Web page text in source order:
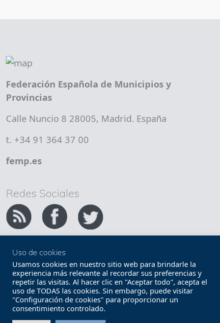
Federación Española de Municipios y
Provincias
Calle Nuncio 8 28005, Madrid. España
t. +34 91 364 37 00
femp.es
Redes Sociales
Copyright FEMP
Accesibilidad
Términos legales
Política de privacidad
Términos y condiciones de uso
Mapa web
Uso de cookies
Usamos cookies en nuestro sitio web para brindarle la
experiencia más relevante al recordar sus preferencias y
repetir las visitas. Al hacer clic en "Aceptar todo", acepta el
uso de TODAS las cookies. Sin embargo, puede visitar
"Configuración de cookies" para proporcionar un
consentimiento controlado.